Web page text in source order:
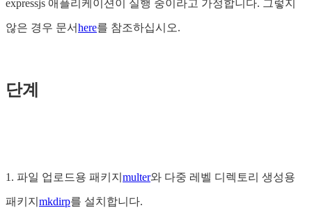
expressjs 애플리케이션이 실행 중이라고 가정합니다. 그렇지
않은 경우 문서here를 참조하십시오.
단계
1. 파일 업로드용 패키지 multer와 다중 레벨 디렉토리 생성용
패키지 mkdirp를 설치합니다.